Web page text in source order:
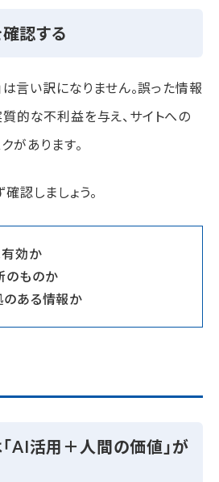
認する
は言い訳になりません。誤った情報
的な不利益を与え、サイトへの
があります。
認しましょう。
有効か
のものか
のある情報か
AI活用＋人間の価値」が